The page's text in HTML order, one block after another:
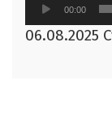
plików
dźwiękowych
00:00
06.08.2025